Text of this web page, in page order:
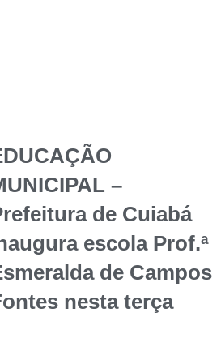
–
de Cuiabá
escola Prof.ª
de Campos
nesta terça